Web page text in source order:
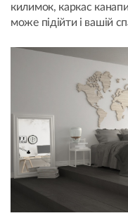
килимок, каркас
може підійти і вашій